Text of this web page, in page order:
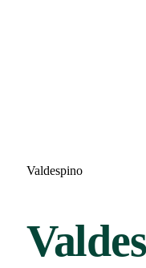
Valdespino